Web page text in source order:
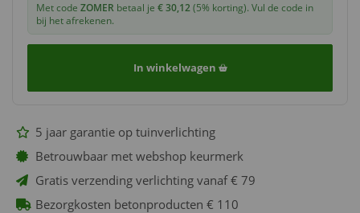
Met code ZOMER betaal je € 30,12(5% korting). Vul de code in
bij het afrekenen.
In winkelwagen
5 jaar garantie op tuinverlichting
Betrouwbaar met webshop keurmerk
Gratis verzending verlichting vanaf € 79
Bezorgkosten betonproducten € 110